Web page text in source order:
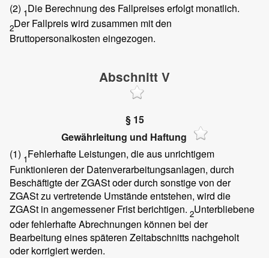
(2) 1Die Berechnung des Fallpreises erfolgt monatlich.
2Der Fallpreis wird zusammen mit den
Bruttopersonalkosten eingezogen.
Abschnitt V
§ 15
Gewährleitung und Haftung
(1) 1Fehlerhafte Leistungen, die aus unrichtigem
Funktionieren der Datenverarbeitungsanlagen, durch
Beschäftigte der ZGASt oder durch sonstige von der
ZGASt zu vertretende Umstände entstehen, wird die
ZGASt in angemessener Frist berichtigen. 2Unterbliebene
oder fehlerhafte Abrechnungen können bei der
Bearbeitung eines späteren Zeitabschnitts nachgeholt
oder korrigiert werden.